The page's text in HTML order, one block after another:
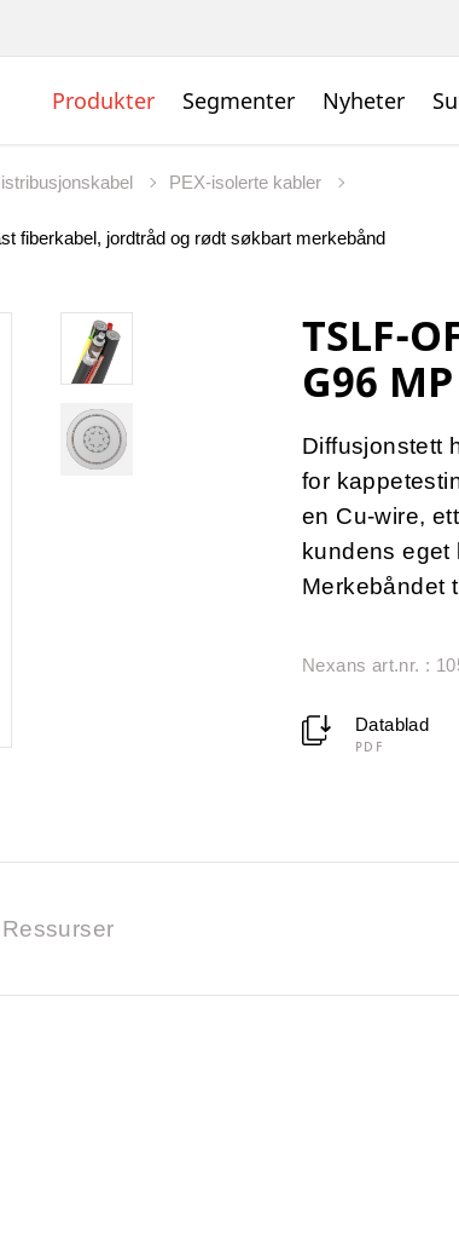
Produkter Segmenter Nyheter
PEX-isolerte kabler
fiberkabel, jordtråd og rødt søkbart merkebånd
TSLF-
G96 MP
Diffusjonstett
for
en Cu-wire,
kundens eget
Merkebåndet
Nexans art.nr. :
Datablad
PDF
Ressurser